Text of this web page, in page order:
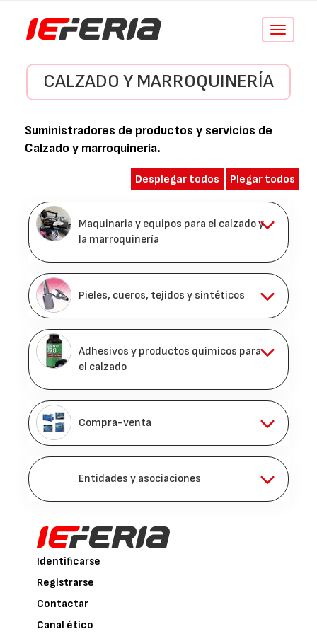
Conmutar
CALZADO Y MARROQUINERÍA
Suministradores de productos y servicios de
Calzado y marroquinería.
Desplegar todos Plegar todos
Maquinaria y equipos para el calzado y
la marroquinería
Pieles, cueros, tejidos y sintéticos
Adhesivos y productos químicos para
el calzado
Compra-venta
Entidades y asociaciones
Identificarse
Registrarse
Contactar
Canal ético